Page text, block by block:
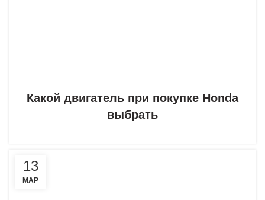
Какой двигатель при покупке Honda
выбрать
13
МАР